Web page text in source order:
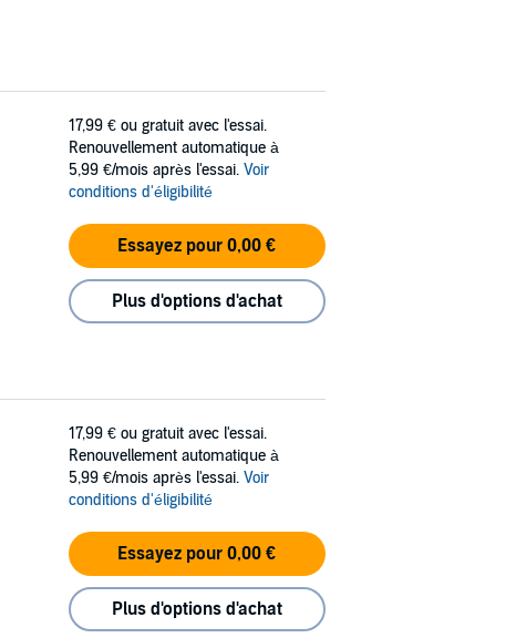
17,99 € ou gratuit avec l'essai.
Renouvellement automatique à
5,99 €/mois après l'essai. Voir
conditions d'éligibilité
Essayez pour 0,00 €
Plus d'options d'achat
17,99 € ou gratuit avec l'essai.
Renouvellement automatique à
5,99 €/mois après l'essai. Voir
conditions d'éligibilité
Essayez pour 0,00 €
Plus d'options d'achat